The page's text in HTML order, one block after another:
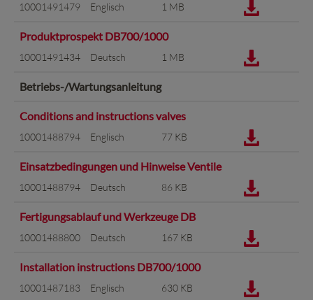
10001491479 Englisch 1 MB
Produktprospekt DB700/1000
10001491434 Deutsch 1 MB
Betriebs-/Wartungsanleitung
Conditions and instructions valves
10001488794 Englisch 77 KB
Einsatzbedingungen und Hinweise Ventile
10001488794 Deutsch 86 KB
Fertigungsablauf und Werkzeuge DB
10001488800 Deutsch 167 KB
Installation instructions DB700/1000
10001487183 Englisch 630 KB